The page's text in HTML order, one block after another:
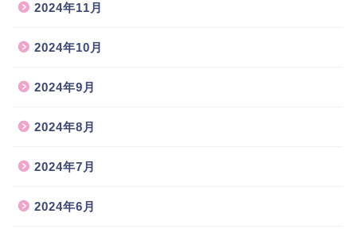
2024年11月
2024年10月
2024年9月
2024年8月
2024年7月
2024年6月